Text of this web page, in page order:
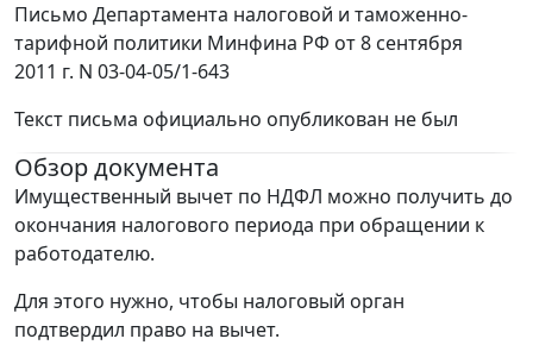
Письмо Департамента налоговой и таможенно-
тарифной политики Минфина РФ от 8 сентября
2011 г. N 03-04-05/1-643
Текст письма официально опубликован не был
Обзор документа
Имущественный вычет по НДФЛ можно получить до
окончания налогового периода при обращении к
работодателю.
Для этого нужно, чтобы налоговый орган
подтвердил право на вычет.